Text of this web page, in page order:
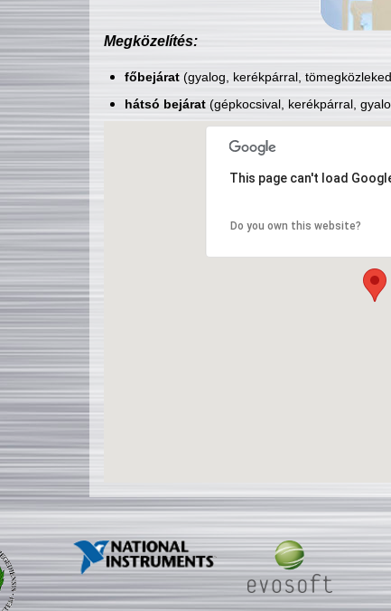
Megközelítés:
főbejárat(gyalog, kerékpárral,
hátsó bejárat(gépkocsival, kerékpárral,
This page can't load
Do you own this website?